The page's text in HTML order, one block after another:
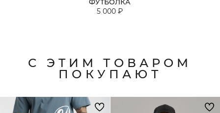
ФУТБОЛКА
5 000 ₽
С ЭТИМ ТОВАРОМ
ПОКУПАЮТ